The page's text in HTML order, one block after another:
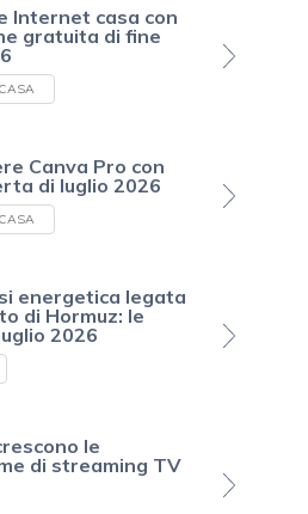
Internet casa con
gratuita di fine
Canva Pro con
di luglio 2026
energetica legata
di Hormuz: le
2026
le
di streaming TV